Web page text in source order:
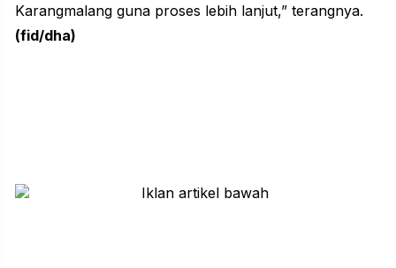
Karangmalang guna proses lebih lanjut,” terangnya.
(fid/dha)